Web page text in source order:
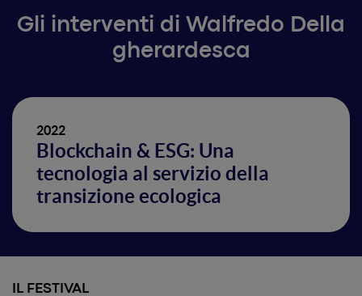
Gli interventi di Walfredo Della
gherardesca
2022
Blockchain & ESG: Una
tecnologia al servizio della
transizione ecologica
IL FESTIVAL